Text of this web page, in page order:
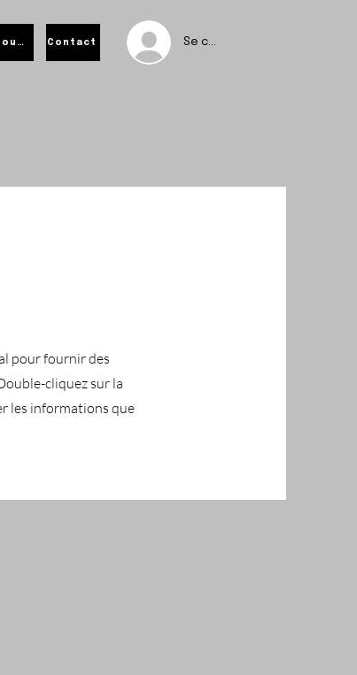
Qui sommes-nous ? Contact Se connecter
pour fournir des
cliquez sur la
les informations que